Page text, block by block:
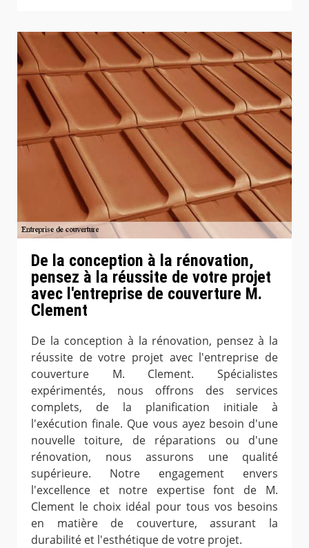
De la conception à la rénovation,
pensez à la réussite de votre projet
avec l'entreprise de couverture M.
Clement
De la conception à la rénovation, pensez à la
réussite de votre projet avec l'entreprise de
couverture M. Clement. Spécialistes
expérimentés, nous offrons des services
complets, de la planification initiale à
l'exécution finale. Que vous ayez besoin d'une
nouvelle toiture, de réparations ou d'une
rénovation, nous assurons une qualité
supérieure. Notre engagement envers
l'excellence et notre expertise font de M.
Clement le choix idéal pour tous vos besoins
en matière de couverture, assurant la
durabilité et l'esthétique de votre projet.